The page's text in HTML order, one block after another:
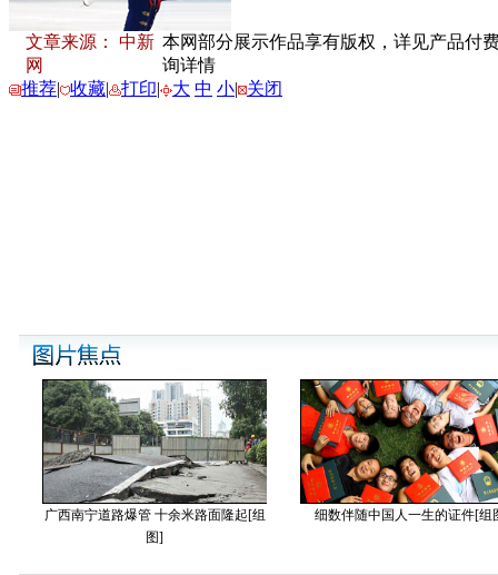
文章来源： 中新
网
本网部分展示作品享有版权，详见产品付
询详情
推荐| 收藏| 打印| 大 中 小| 关闭